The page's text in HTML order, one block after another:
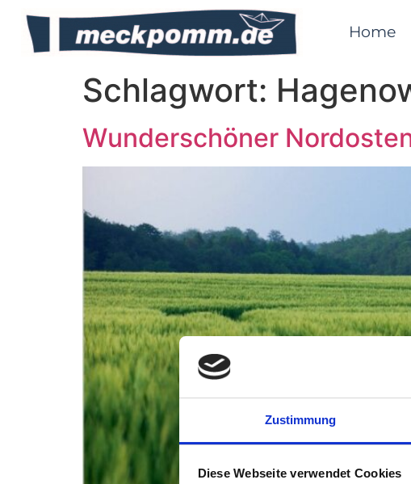
Zustimmung
Diese Webseite verwendet Cookies
Home
Schlagwort:
Wunderschöner